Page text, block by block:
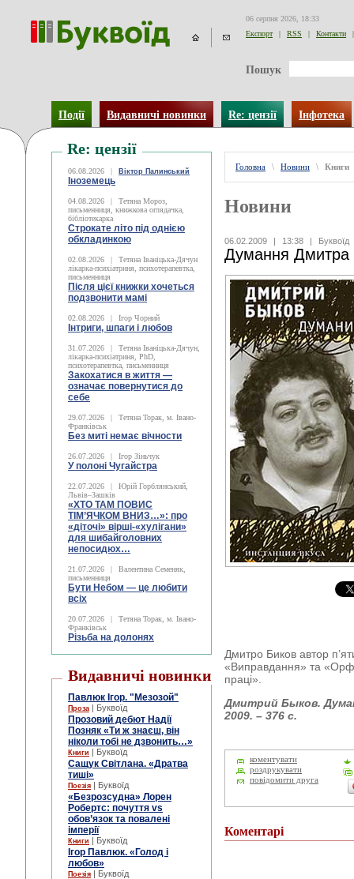
06 серпня 2026, 18:33
Експорт
| RSS | Контакти |
Пошук
Події Видавничі новинки Re: цензії Інфотека
Re: цензії
06.08.2026 | Віктор Палинський
Іноземець
04.08.2026 |
Тетяна Мороз,
письменниця, книжкова оглядачка,
бібліотекарка
Строкате літо під однією
обкладинкою
02.08.2026 |
Тетяна Іваніцька-Дячун
лікарка-психіатриня, психотерапевтка,
письменниця
Після цієї книжки хочеться
подзвонити мамі
02.08.2026 | Ігор Чорний
Інтриги, шпаги і любов
31.07.2026 |
Тетяна Іваніцька-Дячун,
лікарка-психіатриня, PhD,
психотерапевтка, письменниця
Закохатися в життя —
означає повернутися до
себе
29.07.2026 |
Тетяна Торак, м. Івано-
Франківськ
Без миті немає вічности
26.07.2026 | Ігор Зіньчук
У полоні Чугайстра
22.07.2026 |
Юрій Горблянський,
Львів–Зашків
«ХТО ТАМ ПОВИС
ТІМ’ЯЧКОМ ВНИЗ…»: про
«діточі» вірші-«хулігани»
для шибайголовних
непосидюх…
21.07.2026 |
Валентина Семеняк,
письменниця
Бути Небом ― це любити
всіх
20.07.2026 |
Тетяна Торак, м. Івано-
Франківськ
Різьба на долонях
Видавничі новинки
Павлюк Ігор. "Мезозой"
Проза | Буквоїд
Прозовий дебют Надії
Позняк «Ти ж знаєш, він
ніколи тобі не дзвонить…»
Книги | Буквоїд
Сащук Світлана. «Дратва
тиші»
Поезія | Буквоїд
«Безрозсудна» Лорен
Робертс: почуття vs
обов’язок та повалені
імперії
Книги | Буквоїд
Ігор Павлюк. «Голод і
любов»
Поезія | Буквоїд
Головна \ Новини \ Книги
Новини
06.02.2009 | 13:38 | Буквоїд
Думання Дмитра
Дмитро Биков автор
«Виправдання» та
праці».
Дмитрий Быков.
2009. – 376 с.
коментувати
роздрукувати
повідомити друга
Коментарі